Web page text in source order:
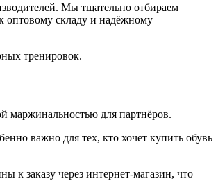
Мы тщательно отбираем
оптовому складу и надёжному
тренировок.
маржинальностью для партнёров.
важно для тех, кто хочет купить обувь
к заказу через интернет-магазин, что